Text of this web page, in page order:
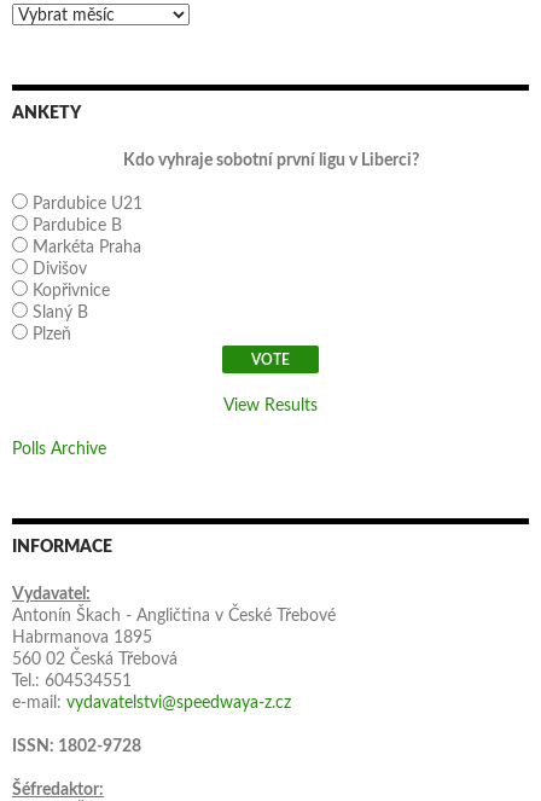
Archivy
ANKETY
Kdo vyhraje sobotní první ligu v Liberci?
Pardubice U21
Pardubice B
Markéta Praha
Divišov
Kopřivnice
Slaný B
Plzeň
View Results
Polls Archive
INFORMACE
Vydavatel:
Antonín Škach - Angličtina v České Třebové
Habrmanova 1895
560 02 Česká Třebová
Tel.: 604534551
e-mail: vydavatelstvi@speedwaya-z.cz
ISSN: 1802-9728
Šéfredaktor: